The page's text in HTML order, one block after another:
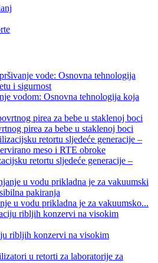
vodom: Osnovna tehnologija koja
pirea za bebe u staklenoj boci
retortu sljedeće generacije –
u vodu prikladna je za vakuumsko...
ribljih konzervi na visokim